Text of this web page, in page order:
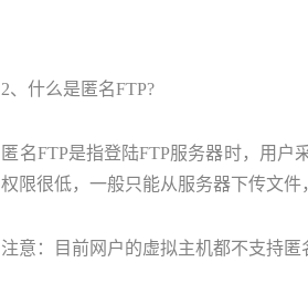
2、什么是匿名FTP?
匿名FTP是指登陆FTP服务器时，用户
权限很低，一般只能从服务器下传文
注意：目前网户的虚拟主机都不支持匿